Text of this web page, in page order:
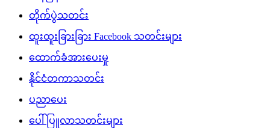
တိုက်ပွဲသတင်း
ထူးထူးခြားခြား Facebook သတင်းများ
ထောက်ခံအားပေးမှု
နိုင်ငံတကာသတင်း
ပညာပေး
ပေါ်ပြူလာသတင်းများ